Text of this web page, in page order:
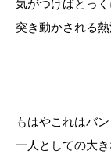
気がつけばとっ
突き動かされる熱
もはやこれはバ
一人としての大き